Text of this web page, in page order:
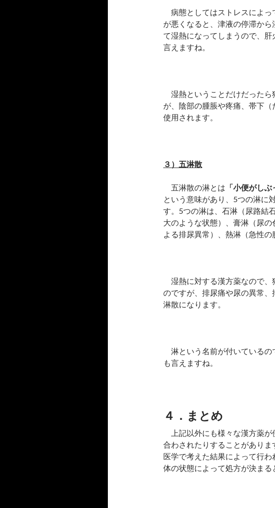
病態としてはストレスによっ
が悪くなると、津液の停滞か
て湿熱になってしまうので、
言えますね。
湿熱ということだけだったら
が、陰部の腫脹や疼痛、帯下
使用されます。
３）五淋散
五淋散の淋とは 「小便がし
という意味があり、5つの淋に
す。5つの淋は、石淋（尿路結
大のような状態）、膏淋（尿
よる排尿異常）、熱淋（急性の
湿熱に対する漢方薬なので、
のですが、排尿痛や尿の異常
淋散になります。
淋という名前が付いているの
も言えますね。
４．まとめ
上記以外にも様々な漢方薬が
合わされたりすることがあり
医学で考えた結果によって行
体の状態によって処方が決まる